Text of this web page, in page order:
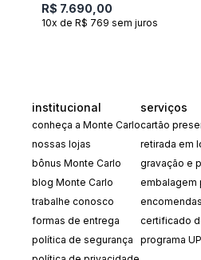
R$ 7.690,00
10x de R$ 769 sem juros
institucional
conheça a Monte Carlo
nossas lojas
bônus Monte Carlo
blog Monte Carlo
trabalhe conosco
formas de entrega
política de segurança
serviços
cartão
retirada em
gravação e
embalagem
encomendas
certificado
programa UP